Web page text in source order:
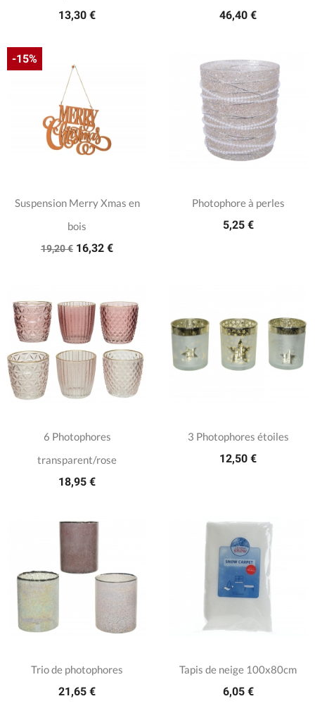
13,30 € 46,40 €
Suspension Merry Xmas en
bois
19,20 € 16,32 €
-15%
Photophore à perles
5,25 €
6 Photophores
transparent/rose
18,95 €
3 Photophores étoiles
12,50 €
Trio de photophores
21,65 €
Tapis de neige 100x80cm
6,05 €